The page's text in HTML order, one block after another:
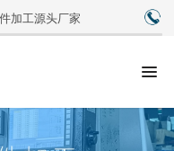
加工源头厂家